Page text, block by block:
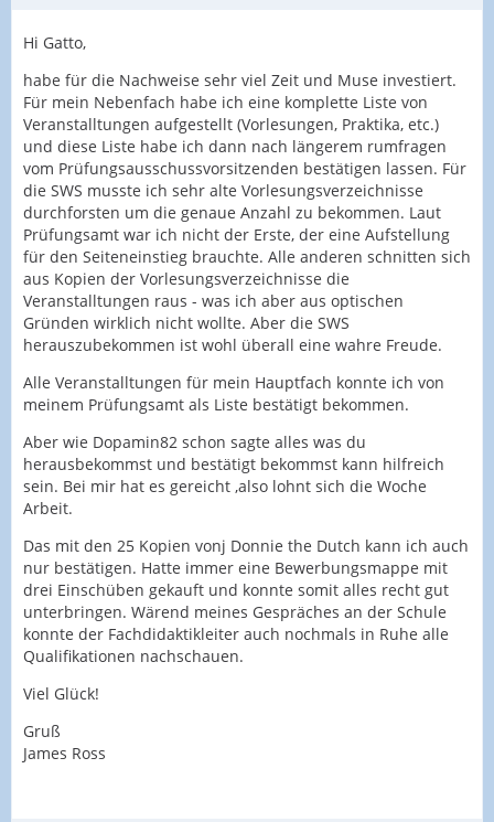
Hi Gatto,
habe für die Nachweise sehr viel Zeit und Muse investiert.
Für mein Nebenfach habe ich eine komplette Liste von
Veranstalltungen aufgestellt (Vorlesungen, Praktika, etc.)
und diese Liste habe ich dann nach längerem rumfragen
vom Prüfungsausschussvorsitzenden bestätigen lassen. Für
die SWS musste ich sehr alte Vorlesungsverzeichnisse
durchforsten um die genaue Anzahl zu bekommen. Laut
Prüfungsamt war ich nicht der Erste, der eine Aufstellung
für den Seiteneinstieg brauchte. Alle anderen schnitten sich
aus Kopien der Vorlesungsverzeichnisse die
Veranstalltungen raus - was ich aber aus optischen
Gründen wirklich nicht wollte. Aber die SWS
herauszubekommen ist wohl überall eine wahre Freude.
Alle Veranstalltungen für mein Hauptfach konnte ich von
meinem Prüfungsamt als Liste bestätigt bekommen.
Aber wie Dopamin82 schon sagte alles was du
herausbekommst und bestätigt bekommst kann hilfreich
sein. Bei mir hat es gereicht ,also lohnt sich die Woche
Arbeit.
Das mit den 25 Kopien vonj Donnie the Dutch kann ich auch
nur bestätigen. Hatte immer eine Bewerbungsmappe mit
drei Einschüben gekauft und konnte somit alles recht gut
unterbringen. Wärend meines Gespräches an der Schule
konnte der Fachdidaktikleiter auch nochmals in Ruhe alle
Qualifikationen nachschauen.
Viel Glück!
Gruß
James Ross